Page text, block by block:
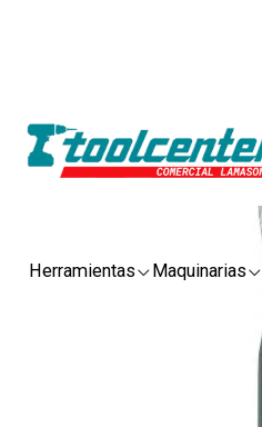
Herramientas Maquinarias